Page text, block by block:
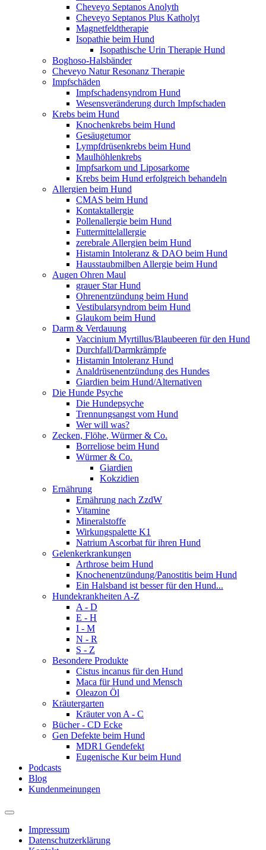
Cheveyo Septanos Anolyth
Cheveyo Septanos Plus Katholyt
Magnetfeldtherapie
Isopathie beim Hund
Isopathische Urin Therapie Hund
Boghoso-Halsbänder
Cheveyo Natur Resonanz Therapie
Impfschäden
Impfschadensyndrom Hund
Wesensveränderung durch Impfschaden
Krebs beim Hund
Knochenkrebs beim Hund
Gesäugetumor
Lympfdrüsenkrebs beim Hund
Maulhöhlenkrebs
Impfsarkom und Liposarkome
Krebs beim Hund erfolgreich behandeln
Allergien beim Hund
CMAS beim Hund
Kontaktallergie
Pollenallergie beim Hund
Futtermittelallergie
zerebrale Allergien beim Hund
Histamin Intoleranz & DAO beim Hund
Hausstaubmilben Allergie beim Hund
Augen Ohren Maul
grauer Star Hund
Ohrenentzündung beim Hund
Vestibularsyndrom beim Hund
Glaukom beim Hund
Darm & Verdauung
Vaccinium Myrtillus/Blaubeeren für den Hund
Durchfall/Darmkrämpfe
Histamin Intoleranz Hund
Analdrüsenentzündung des Hundes
Giardien beim Hund/Alternativen
Die Hunde Psyche
Die Hundepsyche
Trennungsangst vom Hund
Wer will was?
Zecken, Flöhe, Würmer & Co.
Borreliose beim Hund
Würmer & Co.
Giardien
Kokzidien
Ernährung
Ernährung nach ZzdW
Vitamine
Mineralstoffe
Wirkungspalette K1
Natrium Ascorbat für ihren Hund
Gelenkerkrankungen
Arthrose beim Hund
Knochenentzündung/Panostitis beim Hund
Ein Halsband ist besser für den Hund...
Hundekrankheiten A-Z
A - D
E - H
I - M
N - R
S - Z
Besondere Produkte
Cistus incanus für den Hund
Maca für Hund und Mensch
Oleazon Öl
Kräutergarten
Kräuter von A - C
Bücher - CD Ecke
Gen Defekte beim Hund
MDR1 Gendefekt
Eugenische Kur beim Hund
Podcasts
Blog
Kundenmeinungen
Impressum
Datenschutzerklärung